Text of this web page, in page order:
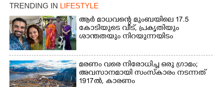
TRENDING IN LIFESTYLE
ആർ മാധവന്റെ മുംബയിലെ 17.5
കോടിയുടെ വീട്,​ പ്രകൃതിയും
ശാന്തതയും നിറയുന്നയിടം
മരണം വരെ നിരോധിച്ച ഒരു ഗ്രാമം;
അവസാനമായി സംസ്കാരം നടന്നത്
1917ൽ, കാരണം
Copy Link